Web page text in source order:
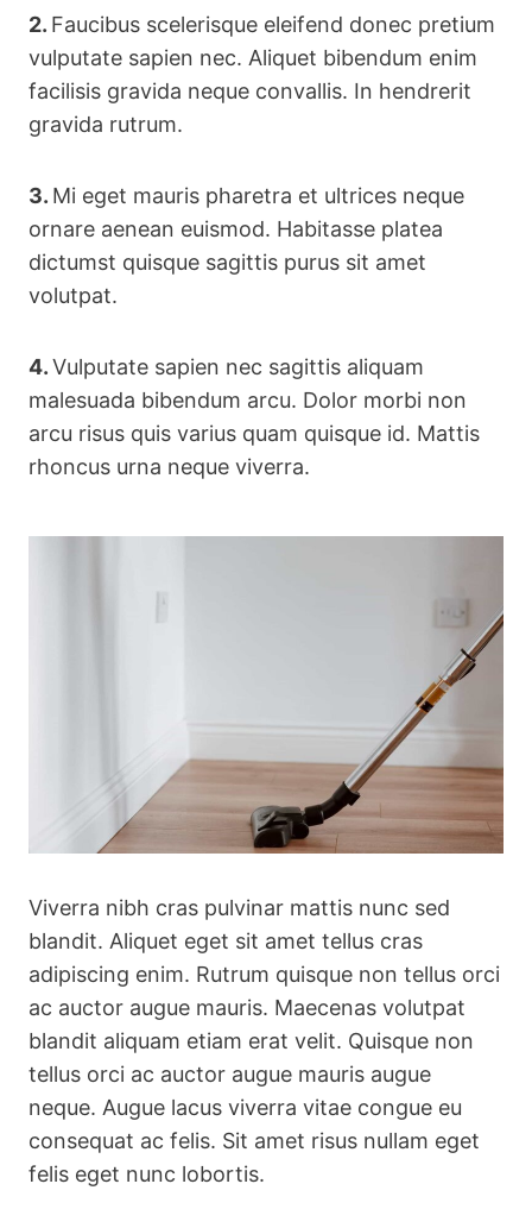
2. Faucibus scelerisque eleifend donec pretium
vulputate sapien nec. Aliquet bibendum enim
facilisis gravida neque convallis. In hendrerit
gravida rutrum.
3. Mi eget mauris pharetra et ultrices neque
ornare aenean euismod. Habitasse platea
dictumst quisque sagittis purus sit amet
volutpat.
4.Vulputate sapien nec sagittis aliquam
malesuada bibendum arcu. Dolor morbi non
arcu risus quis varius quam quisque id. Mattis
rhoncus urna neque viverra.
Viverra nibh cras pulvinar mattis nunc sed
blandit. Aliquet eget sit amet tellus cras
adipiscing enim. Rutrum quisque non tellus orci
ac auctor augue mauris. Maecenas volutpat
blandit aliquam etiam erat velit. Quisque non
tellus orci ac auctor augue mauris augue
neque. Augue lacus viverra vitae congue eu
consequat ac felis. Sit amet risus nullam eget
felis eget nunc lobortis.